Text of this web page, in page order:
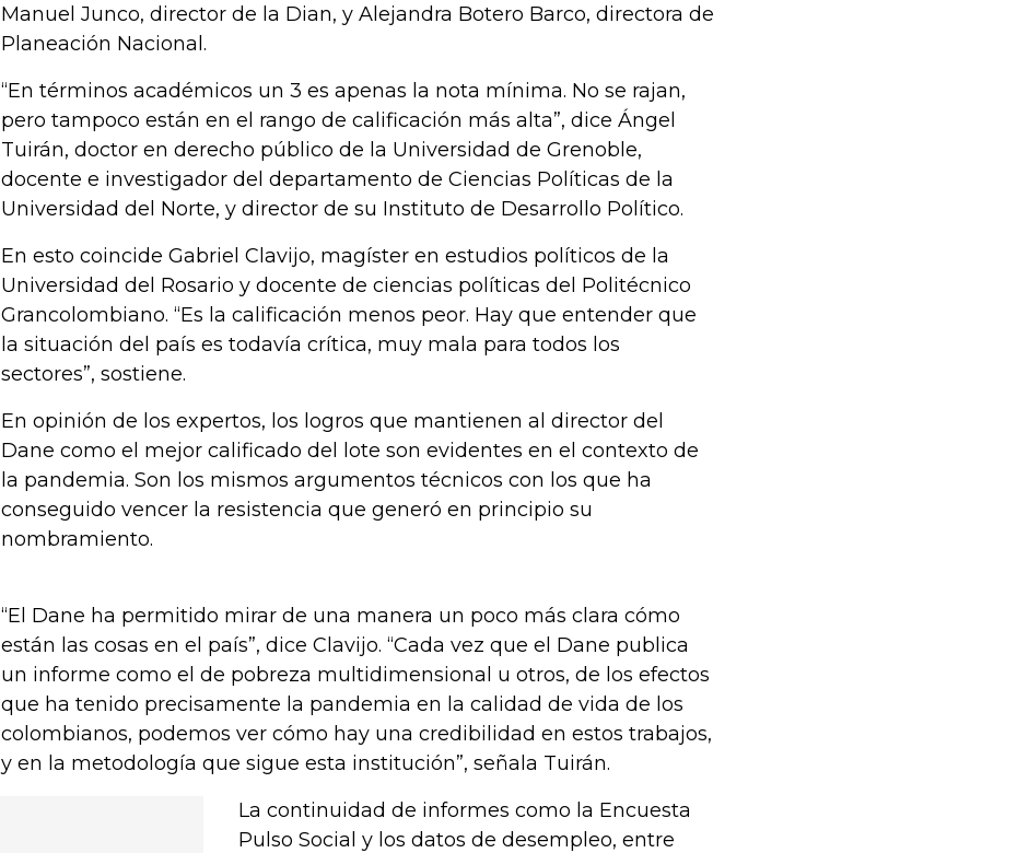
Manuel Junco, director de la Dian, y Alejandra Botero Barco, directora de
Planeación Nacional.
“En términos académicos un 3 es apenas la nota mínima. No se rajan,
pero tampoco están en el rango de calificación más alta”, dice Ángel
Tuirán, doctor en derecho público de la Universidad de Grenoble,
docente e investigador del departamento de Ciencias Políticas de la
Universidad del Norte, y director de su Instituto de Desarrollo Político.
En esto coincide Gabriel Clavijo, magíster en estudios políticos de la
Universidad del Rosario y docente de ciencias políticas del Politécnico
Grancolombiano. “Es la calificación menos peor. Hay que entender que
la situación del país es todavía crítica, muy mala para todos los
sectores”, sostiene.
En opinión de los expertos, los logros que mantienen al director del
Dane como el mejor calificado del lote son evidentes en el contexto de
la pandemia. Son los mismos argumentos técnicos con los que ha
conseguido vencer la resistencia que generó en principio su
nombramiento.
“El Dane ha permitido mirar de una manera un poco más clara cómo
están las cosas en el país”, dice Clavijo. “Cada vez que el Dane publica
un informe como el de pobreza multidimensional u otros, de los efectos
que ha tenido precisamente la pandemia en la calidad de vida de los
colombianos, podemos ver cómo hay una credibilidad en estos trabajos,
y en la metodología que sigue esta institución”, señala Tuirán.
La continuidad de informes como la Encuesta
Pulso Social y los datos de desempleo, entre